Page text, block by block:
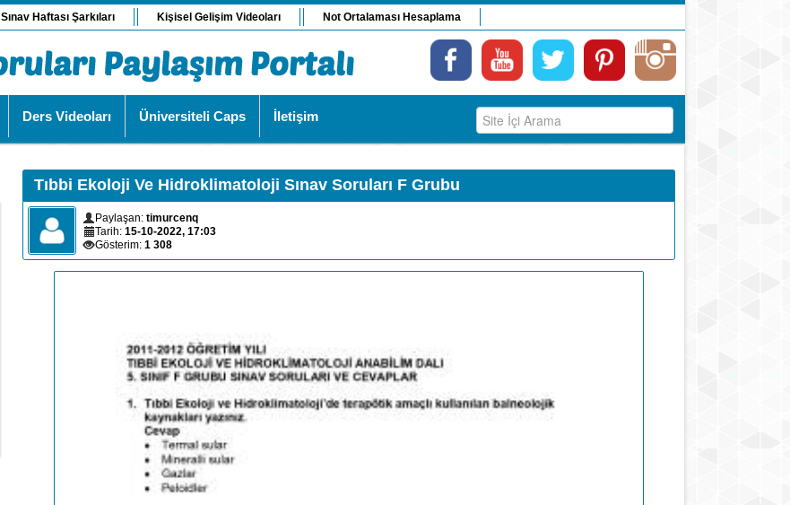
Sınav Haftası Şarkıları Kişisel Gelişim Videoları Not Ortalaması Hesaplama
Ders Videoları Üniversiteli Caps İletişim
Tıbbi Ekoloji Ve Hidroklimatoloji Sınav Soruları F Grubu
Paylaşan: timurcenq
Tarih: 15-10-2022, 17:03
Gösterim: 1 308